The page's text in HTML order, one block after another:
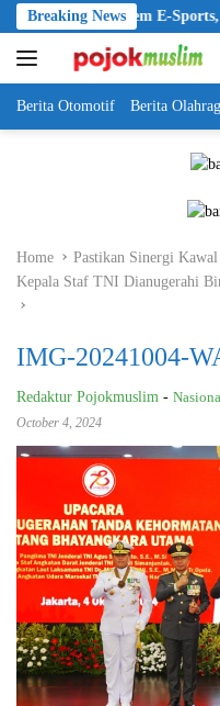
Skip
to
content
Breaking News
Ekosistem E-Sports, Polri
Berita Otomotif Berita
Home
Pastikan Sinergi
Kepala Staf TNI Dianugerahi
IMG-20241004-
Redaktur Pojokmuslim -
October 4, 2024